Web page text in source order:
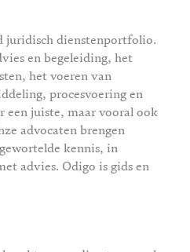
juridisch dienstenportfolio.
en begeleiding, het
het voeren van
procesvoering en
een juiste, maar vooral ook
advocaten brengen
kennis, in
advies. Odigo is gids en